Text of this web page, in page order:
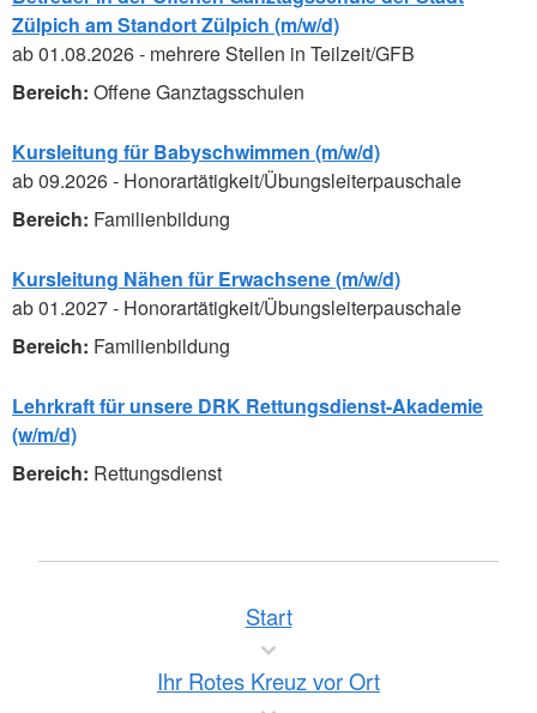
Zülpich am Standort Zülpich (m/w/d)
ab 01.08.2026 - mehrere Stellen in Teilzeit/GFB
Offene Ganztagsschulen
Kursleitung für Babyschwimmen (m/w/d)
ab 09.2026 - Honorartätigkeit/Übungsleiterpauschale
Familienbildung
Kursleitung Nähen für Erwachsene (m/w/d)
ab 01.2027 - Honorartätigkeit/Übungsleiterpauschale
Familienbildung
Lehrkraft für unsere DRK Rettungsdienst-Akademie
(w/m/d)
Rettungsdienst
Start
Ihr Rotes Kreuz vor Ort